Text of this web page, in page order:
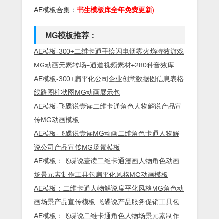
AE模板合集： 书生模板库全年免费更新)
MG模板推荐：
AE模板-300+二维卡通手绘闪电烟雾火焰特效游戏
MG动画元素转场+通道视频素材+280种音效库
AE模板-300+扁平化公司企业创意数据图信息表格
线路图柱状图MG动画展示包
AE模板-飞碟说壹读二维卡通角色人物解说产品宣
传MG动画模板
AE模板-飞碟说壹读MG动画二维角色卡通人物解
说公司产品宣传MG场景模板
AE模板：飞碟说壹读二维卡通漫画人物角色动画
场景元素制作工具包扁平化风格MG动画模板
AE模板：二维卡通人物解说扁平化风格MG角色动
画场景产品宣传模板 飞碟说产品服务促销工具包
AE模板：飞碟说二维卡通角色人物场景元素制作